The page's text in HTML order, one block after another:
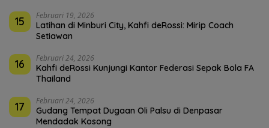
15 Februari 19, 2026
Latihan di Minburi City, Kahfi deRossi: Mirip Coach
Setiawan
16 Februari 24, 2026
Kahfi deRossi Kunjungi Kantor Federasi Sepak Bola FA
Thailand
17 Februari 24, 2026
Gudang Tempat Dugaan Oli Palsu di Denpasar
Mendadak Kosong